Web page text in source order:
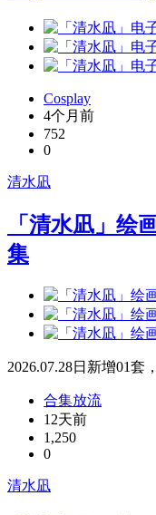
Cosplay
4个月前
752
0
清水凪
「清水凪」绘
集
2026.07.28日新增01套
合集放流
12天前
1,250
0
清水凪